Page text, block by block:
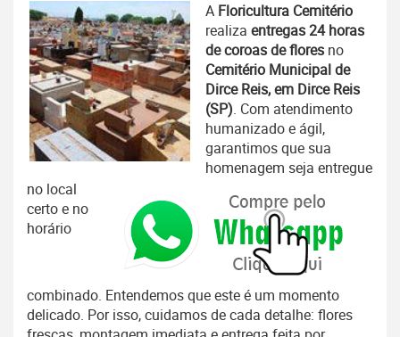
A Floricultura Cemitério
realiza entregas 24 horas
de coroas de flores no
Cemitério Municipal de
Dirce Reis, em Dirce Reis
(SP). Com atendimento
humanizado e ágil,
garantimos que sua
homenagem seja entregue
no local
certo e no
horário
combinado. Entendemos que este é um momento
delicado. Por isso, cuidamos de cada detalhe: flores